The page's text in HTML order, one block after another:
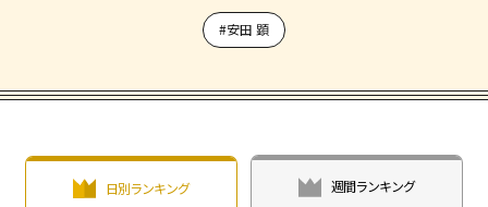
#安田 顕
日別ランキング 週間ランキング